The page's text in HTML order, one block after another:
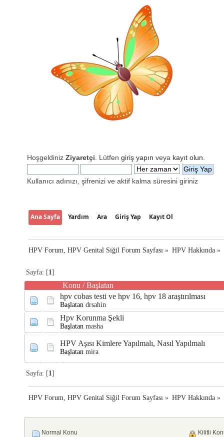
Hoşgeldiniz Ziyaretçi . Lütfen giriş yapın veya kayıt olun
Kullanıcı adınızı, şifrenizi ve aktif kalma süresini giriniz
Ana Sayfa Yardım Ara Giriş Yap Kayıt Ol
HPV Forum, HPV Genital Siğil Forum Sayfası » HPV Hakkında»
Sayfa: [1]
Konu /Başlatan
hpv cobas testi ve hpv 16, hpv 18 araştırılması
Başlatan drsahin
Hpv Korunma Şekli
Başlatan masha
HPV Aşısı Kimlere Yapılmalı, Nasıl Yapılmalı
Başlatan mira
Sayfa: [1]
HPV Forum, HPV Genital Siğil Forum Sayfası » HPV Hakkında»
Normal Konu
Kilitli